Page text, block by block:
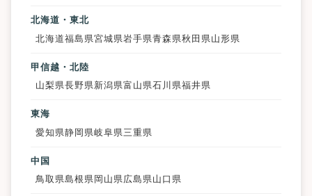
北海道・東北
北海道福島県宮城県岩手県青森県秋田県 山形県
甲信越・北陸
山梨県長野県新潟県富山県石川県福井県
東海
愛知県静岡県岐阜県 三重県
中国
鳥取県島根県 岡山県広島県山口県